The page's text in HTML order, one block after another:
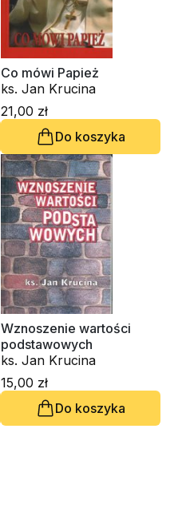
Co mówi Papież
ks. Jan Krucina
21,00 zł
Do koszyka
Wznoszenie wartości
podstawowych
ks. Jan Krucina
15,00 zł
Do koszyka